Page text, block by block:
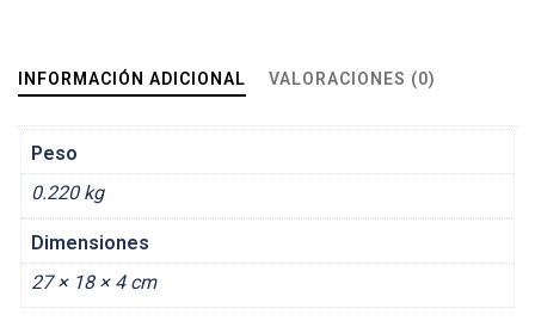
INFORMACIÓN ADICIONAL VALORACIONES (0)
Peso
0.220 kg
Dimensiones
27 × 18 × 4 cm